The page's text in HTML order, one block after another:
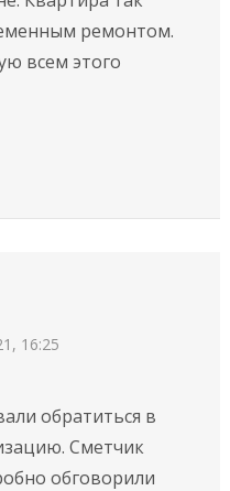
ремонтом.
всем этого
16:25
обратиться в
Сметчик
обговорили